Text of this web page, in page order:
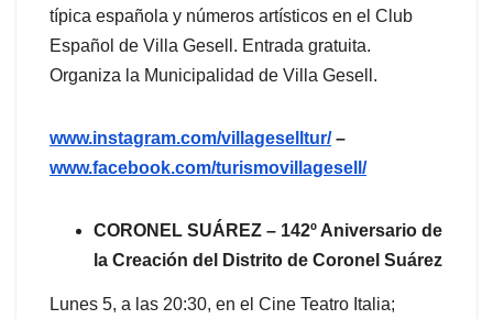
típica española y números artísticos en el Club
Español de Villa Gesell. Entrada gratuita.
Organiza la Municipalidad de Villa Gesell.
www.instagram.com/villageselltur/–
www.facebook.com/turismovillagesell/
CORONEL SUÁREZ – 142º Aniversario de
la Creación del Distrito de Coronel Suárez
Lunes 5, a las 20:30, en el Cine Teatro Italia;